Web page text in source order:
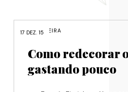
17 DEZ. 15
BLOGUEIRA
Como redecorar
gastando pouco